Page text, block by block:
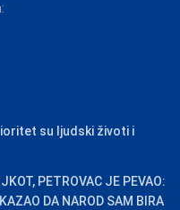
su ljudski životi i
PETROVAC JE PEVAO:
DA NAROD SAM BIRA